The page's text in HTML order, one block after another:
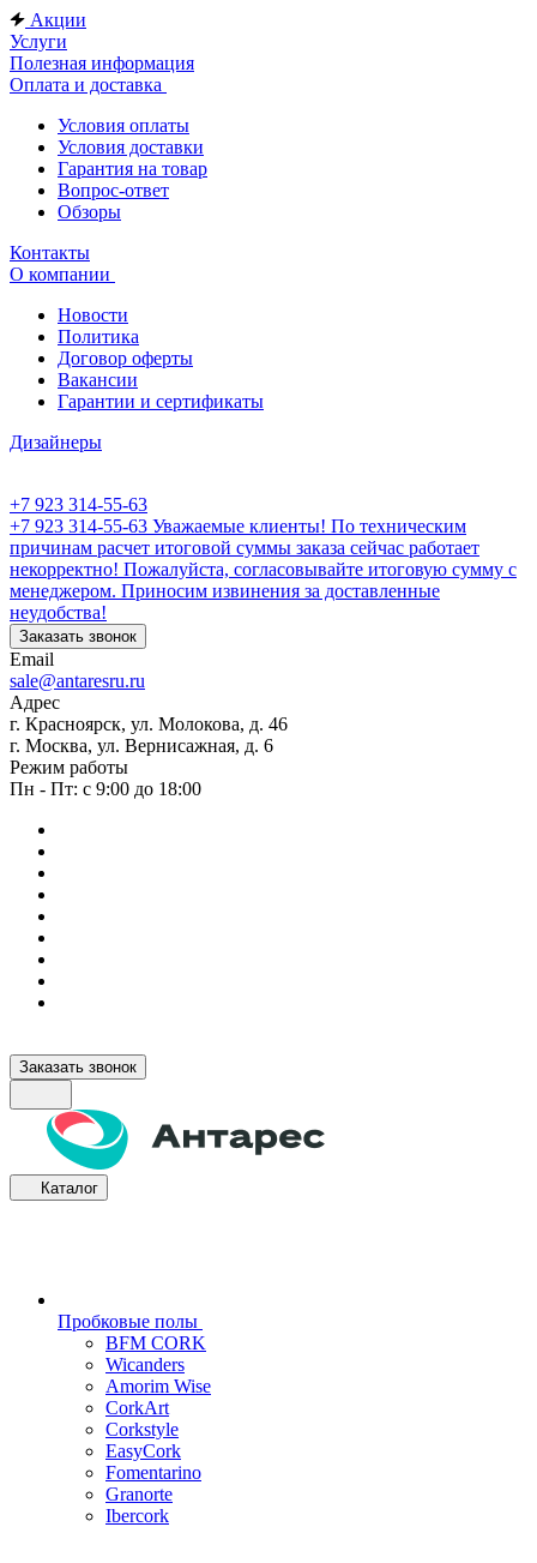
Акции
Услуги
Полезная информация
Оплата и доставка
Условия оплаты
Условия доставки
Гарантия на товар
Вопрос-ответ
Обзоры
Контакты
О компании
Новости
Политика
Договор оферты
Вакансии
Гарантии и сертификаты
Дизайнеры
+7 923 314-55-63
+7 923 314-55-63 Уважаемые клиенты! По техническим
причинам расчет итоговой суммы заказа сейчас работает
некорректно! Пожалуйста, согласовывайте итоговую сумму с
менеджером. Приносим извинения за доставленные
неудобства!
Заказать звонок
Email
sale@antaresru.ru
Адрес
г. Красноярск, ул. Молокова, д. 46
г. Москва, ул. Вернисажная, д. 6
Режим работы
Пн - Пт: с 9:00 до 18:00
Заказать звонок
Каталог
Пробковые полы
BFM CORK
Wicanders
Amorim Wise
CorkArt
Corkstyle
EasyCork
Fomentarino
Granorte
Ibercork